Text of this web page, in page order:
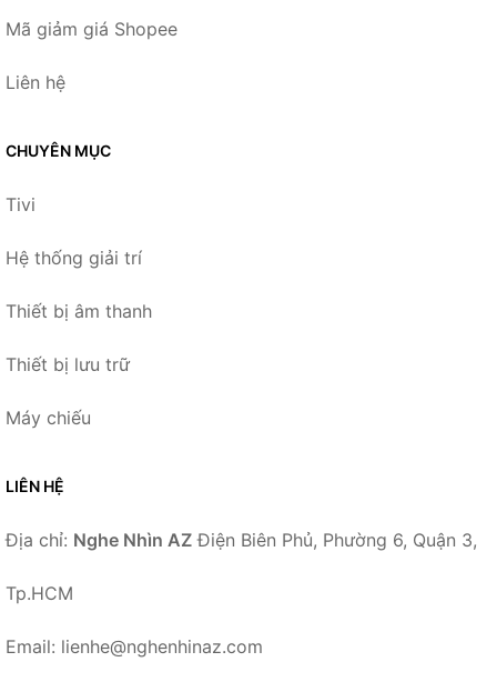
Mã giảm giá Shopee
Liên hệ
CHUYÊN MỤC
Tivi
Hệ thống giải trí
Thiết bị âm thanh
Thiết bị lưu trữ
Máy chiếu
LIÊN HỆ
Địa chỉ: Nghe Nhìn AZ Điện Biên Phủ, Phường 6, Quận 3,
Tp.HCM
Email: lienhe@nghenhinaz.com